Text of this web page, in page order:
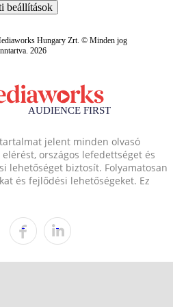
beállítások
Hungary Zrt. © Minden jog
2026
jelent minden olvasó
országos lefedettséget és
lehetőséget biztosít. Folyamatosan
és fejlődési lehetőségeket. Ez